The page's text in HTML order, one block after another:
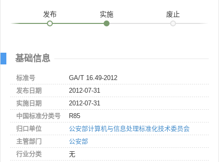
发布 实施 废止
基础信息
标准号
GA/T 16.49-2012
发布日期
2012-07-31
实施日期
2012-07-31
中国标准分类号
R85
归口单位
公安部计算机与信息处理标准化技术委员会
主管部门
公安部
行业分类
无